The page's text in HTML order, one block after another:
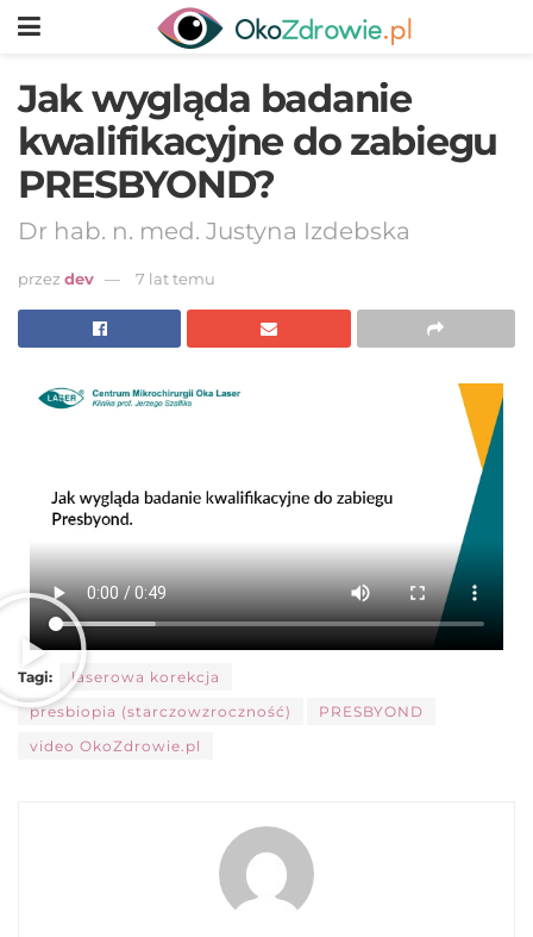
Jak wygląda badanie
kwalifikacyjne do zabiegu
PRESBYOND?
Dr hab. n. med. Justyna Izdebska
przez dev 7 lat temu
Tagi:
laserowa korekcja
presbiopia (starczowzroczność)
PRESBYOND
video OkoZdrowie.pl